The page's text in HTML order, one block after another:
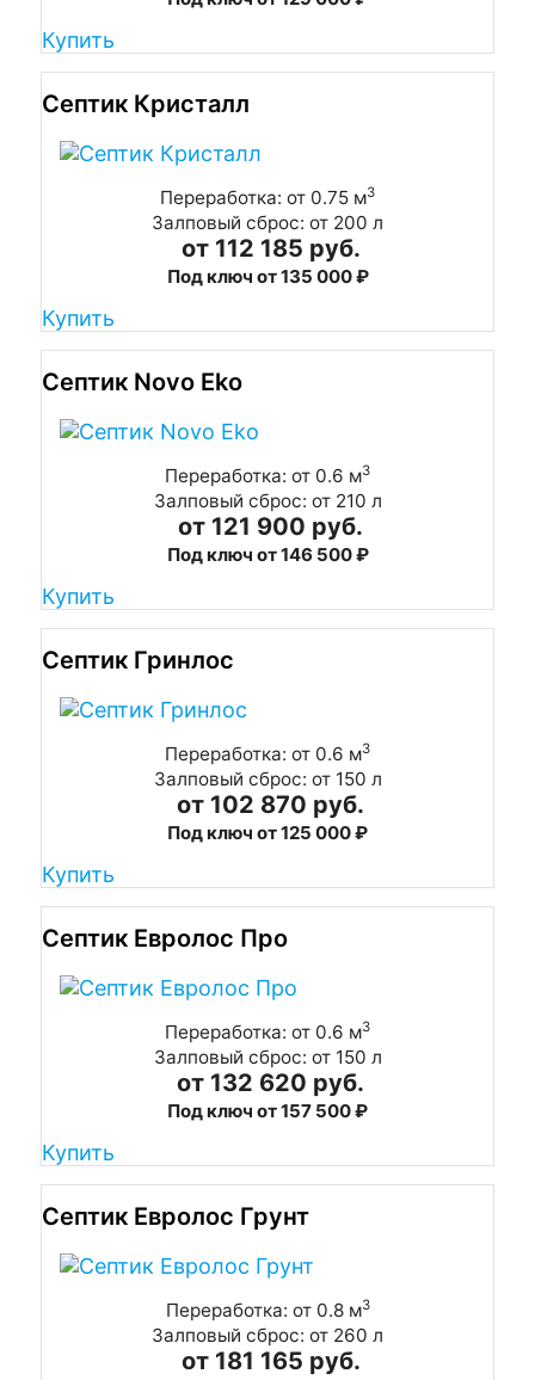
Купить
Септик Кристалл
Переработка: от 0.75 м3
Залповый сброс: от 200 л
от 112 185 руб.
Под ключ от 135 000 ₽
Купить
Септик Novo Eko
Переработка: от 0.6 м3
Залповый сброс: от 210 л
от 121 900 руб.
Под ключ от 146 500 ₽
Купить
Септик Гринлос
Переработка: от 0.6 м3
Залповый сброс: от 150 л
от 102 870 руб.
Под ключ от 125 000 ₽
Купить
Септик Евролос Про
Переработка: от 0.6 м3
Залповый сброс: от 150 л
от 132 620 руб.
Под ключ от 157 500 ₽
Купить
Септик Евролос Грунт
Переработка: от 0.8 м3
Залповый сброс: от 260 л
от 181 165 руб.